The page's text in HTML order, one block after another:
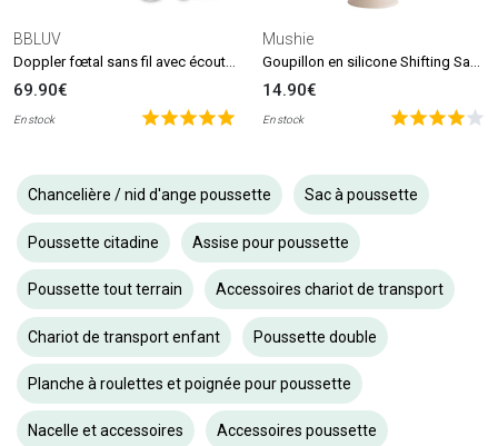
BBLUV
Doppler fœtal sans fil avec écouteurs Echö
69.90€
En stock
Mushie
Goupillon en silicone Shifting Sand
14.90€
En stock
Chancelière / nid d'ange poussette Sac à poussette
Poussette citadine Assise pour poussette
Poussette tout terrain Accessoires chariot de transport
Chariot de transport enfant Poussette double
Planche à roulettes et poignée pour poussette
Nacelle et accessoires Accessoires poussette